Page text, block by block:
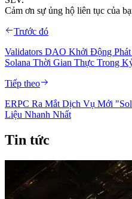
Cảm ơn sự ủng hộ liên tục của
Trước đó
Validators DAO Khởi Động
Solana Thời Gian Thực Trong
Tiếp theo
ERPC Ra Mắt Dịch Vụ Mới
Liệu Nhanh Nhất
Tin tức